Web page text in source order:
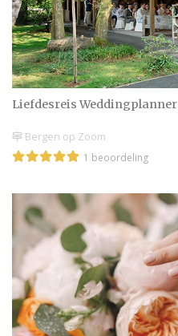
Liefdesreis Weddingplanner
Bergen op Zoom
1 beoordeling